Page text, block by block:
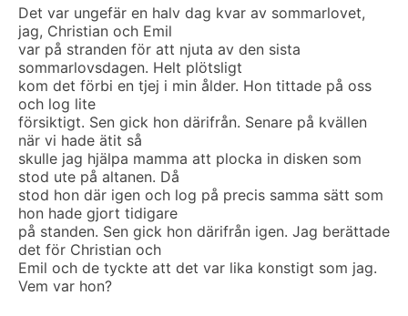
Det var ungefär en halv dag kvar av sommarlovet,
jag, Christian och Emil
var på stranden för att njuta av den sista
sommarlovsdagen. Helt plötsligt
kom det förbi en tjej i min ålder. Hon tittade på oss
och log lite
försiktigt. Sen gick hon därifrån. Senare på kvällen
när vi hade ätit så
skulle jag hjälpa mamma att plocka in disken som
stod ute på altanen. Då
stod hon där igen och log på precis samma sätt som
hon hade gjort tidigare
på standen. Sen gick hon därifrån igen. Jag berättade
det för Christian och
Emil och de tyckte att det var lika konstigt som jag.
Vem var hon?